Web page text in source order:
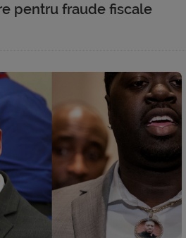
pentru fraude fiscale